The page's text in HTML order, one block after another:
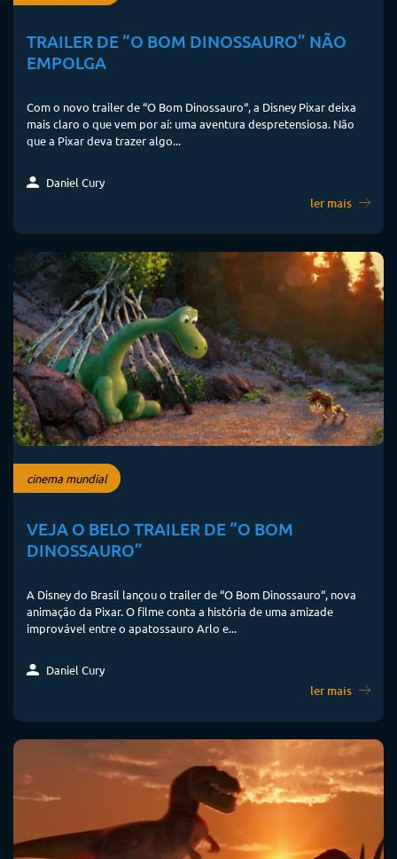
TRAILER DE “O BOM DINOSSAURO” NÃO
EMPOLGA
Com o novo trailer de “O Bom Dinossauro“, a Disney Pixar deixa
mais claro o que vem por aí: uma aventura despretensiosa. Não
que a Pixar deva trazer algo...
Daniel Cury
ler mais
cinema mundial
VEJA O BELO TRAILER DE “O BOM
DINOSSAURO”
A Disney do Brasil lançou o trailer de “O Bom Dinossauro“, nova
animação da Pixar. O filme conta a história de uma amizade
improvável entre o apatossauro Arlo e...
Daniel Cury
ler mais